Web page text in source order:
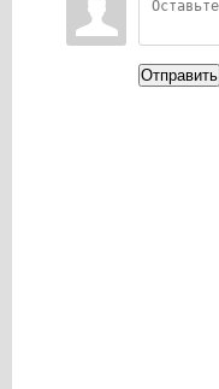
Отправить